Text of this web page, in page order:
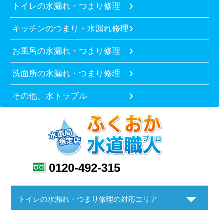
トイレの水漏れ・つまり修理
キッチンのつまり・水漏れ修理
お風呂の水漏れ・つまり修理
洗面所の水漏れ・つまり修理
その他、水トラブル
0120-492-315
トイレの水漏れ・つまり修理の対応エリア